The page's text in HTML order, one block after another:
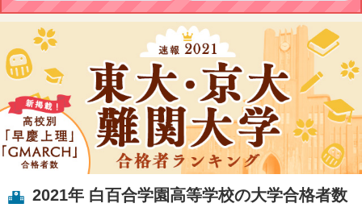
2021年 白百合学園高等学校の大学合格者数